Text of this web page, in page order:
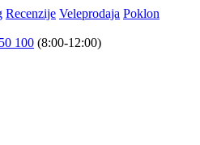
Recenzije Veleprodaja Poklon
100 (8:00-12:00)